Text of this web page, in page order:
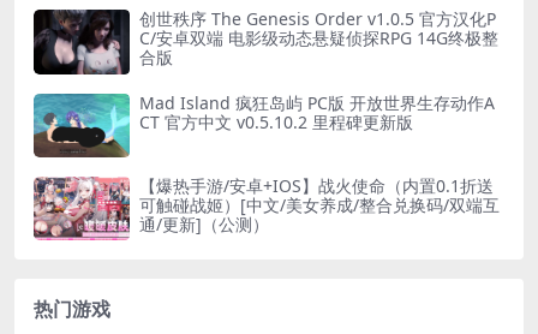
创世秩序 The Genesis Order v1.0.5 官方汉化P
C/安卓双端 电影级动态悬疑侦探RPG 14G终极整
合版
Mad Island 疯狂岛屿 PC版 开放世界生存动作A
CT 官方中文 v0.5.10.2 里程碑更新版
【爆热手游/安卓+IOS】战火使命（内置0.1折送
可触碰战姬）[中文/美女养成/整合兑换码/双端互
通/更新]（公测）
热门游戏